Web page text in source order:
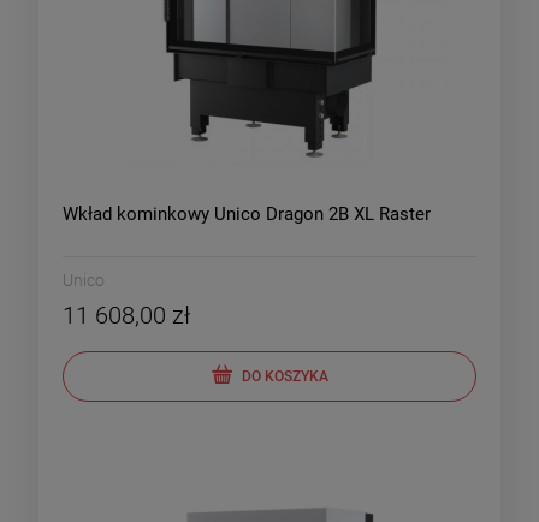
Wkład kominkowy Unico Dragon 2B XL Raster
Unico
11 608,00 zł
DO KOSZYKA